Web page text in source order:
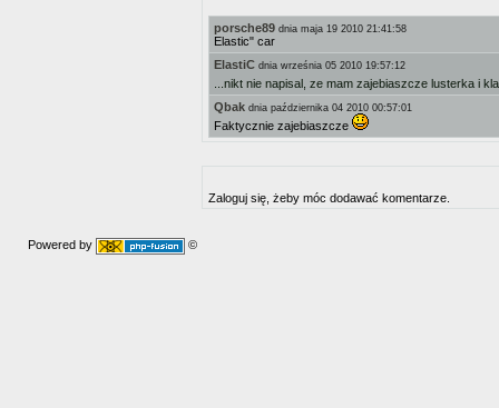
porsche89 dnia maja 19 2010 21:41:58
Elastic" car
ElastiC dnia września 05 2010 19:57:12
...nikt nie napisal, ze mam zajebiaszcze lusterka i
Qbak dnia października 04 2010 00:57:01
Faktycznie zajebiaszcze
Zaloguj się, żeby móc dodawać komentarze.
Powered by ©